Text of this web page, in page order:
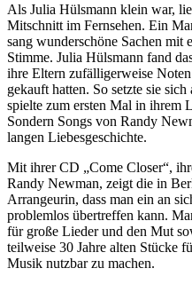
Als Julia Hülsmann klein war,
Mitschnitt im Fernsehen. Ein
sang wunderschöne Sachen mit
Stimme. Julia Hülsmann fand
ihre Eltern zufälligerweise
gekauft hatten. So setzte sie
spielte zum ersten Mal in ihrem
Sondern Songs von Randy
langen Liebesgeschichte.
Mit ihrer CD „Come Closer“,
Randy Newman, zeigt die in
Arrangeurin, dass man ein an
problemlos übertreffen kann.
für große Lieder und den Mut
teilweise 30 Jahre alten Stücke
Musik nutzbar zu machen.